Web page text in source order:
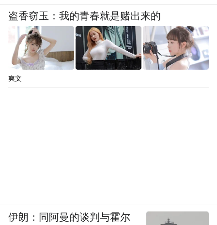
盗香窃玉：我的青春就是赌出来的
爽文
伊朗：同阿曼的谈判与霍尔